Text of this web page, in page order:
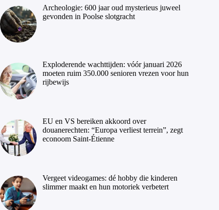
Archeologie: 600 jaar oud mysterieus juweel
gevonden in Poolse slotgracht
Exploderende wachttijden: vóór januari 2026
moeten ruim 350.000 senioren vrezen voor hun
rijbewijs
EU en VS bereiken akkoord over
douanerechten: “Europa verliest terrein”, zegt
econoom Saint-Étienne
Vergeet videogames: dé hobby die kinderen
slimmer maakt en hun motoriek verbetert